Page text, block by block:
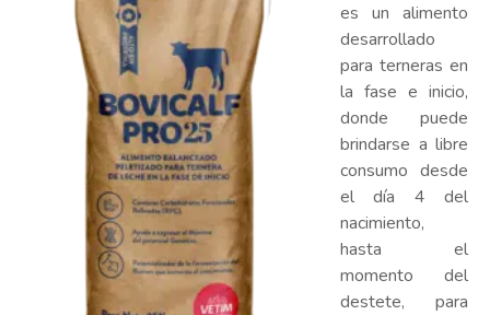
es un alimento
desarrollado
para terneras en
la fase e inicio,
donde puede
brindarse a libre
consumo desde
el día 4 del
nacimiento,
hasta el
momento del
destete, para